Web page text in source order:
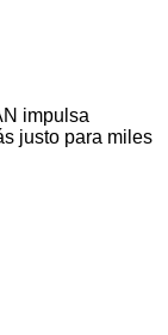
impulsa
justo para miles